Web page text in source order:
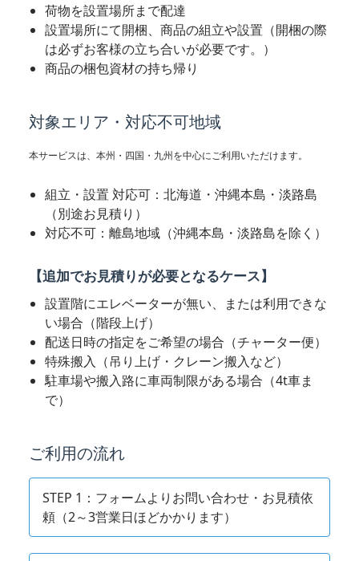
デッキ・タイル・人工芝
プランター・シェルフ
収納庫・室外機カバー 温室
デコレーション 人工植物
特定商取引法について
プライバシーポリシー
荷物を設置場所まで配達
設置場所にて開梱、商品の組立や設置（開梱の際
は必ずお客様の立ち合いが必要です。）
商品の梱包資材の持ち帰り
対象エリア・対応不可地域
本サービスは、本州・四国・九州を中心にご利用いただけます。
組立・設置 対応可：北海道・沖縄本島・淡路島
（別途お見積り）
対応不可：離島地域（沖縄本島・淡路島を除く）
【追加でお見積りが必要となるケース】
設置階にエレベーターが無い、または利用できな
い場合（階段上げ）
配送日時の指定をご希望の場合（チャーター便）
特殊搬入（吊り上げ・クレーン搬入など）
駐車場や搬入路に車両制限がある場合（4t車ま
で）
ご利用の流れ
STEP 1：フォームよりお問い合わせ・お見積依
頼（2～3営業日ほどかかります）